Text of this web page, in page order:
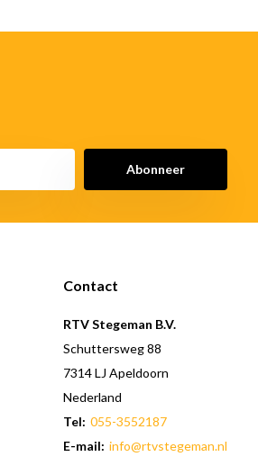
Abonneer
Contact
RTV Stegeman B.V.
Schuttersweg 88
7314 LJ Apeldoorn
Nederland
Tel: 055-3552187
E-mail: info@rtvstegeman.nl